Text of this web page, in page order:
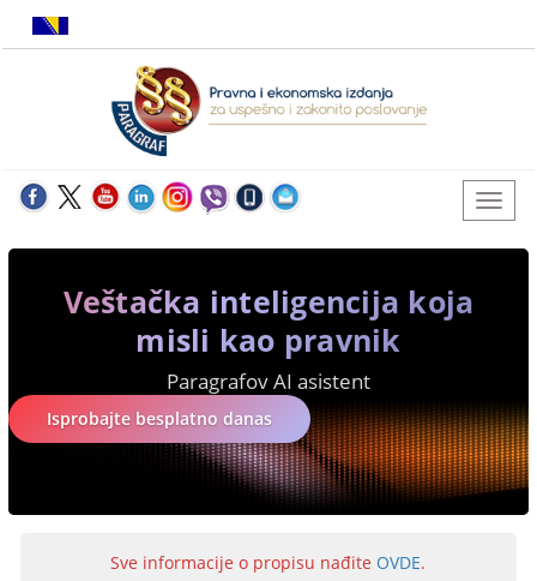
Veštačka inteligencija koja
misli kao pravnik
Paragrafov AI asistent
Isprobajte besplatno danas
Sve informacije o propisu nađite OVDE.